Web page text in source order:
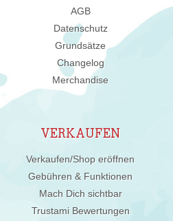
AGB
Datenschutz
Grundsätze
Changelog
Merchandise
VERKAUFEN
Verkaufen/Shop eröffnen
Gebühren & Funktionen
Mach Dich sichtbar
Trustami Bewertungen